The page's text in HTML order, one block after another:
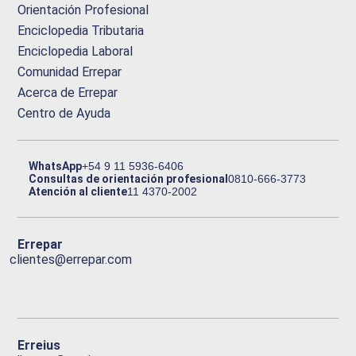
Orientación Profesional
Enciclopedia Tributaria
Enciclopedia Laboral
Comunidad Errepar
Acerca de Errepar
Centro de Ayuda
WhatsApp+54 9 11 5936-6406
Consultas de orientación profesional0810-666-3773
Atención al cliente11 4370-2002
Errepar
clientes@errepar.com
Erreius